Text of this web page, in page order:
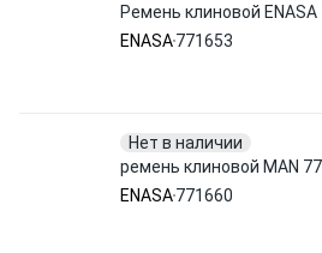
Ремень клиновой ENASA
ENASA771653
Нет в наличии
ремень клиновой MAN
ENASA771660